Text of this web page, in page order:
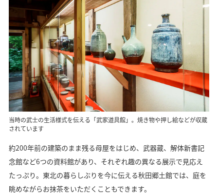
当時の武士の生活様式を伝える「武家道具館」。焼き物や押し絵などが収蔵
されています
約200年前の建築のまま残る母屋をはじめ、武器蔵、解体新書記
念館など6つの資料館があり、それぞれ趣の異なる展示で見応え
たっぷり。東北の暮らしぶりを今に伝える秋田郷土館では、庭を
眺めながらお抹茶をいただくこともできます。